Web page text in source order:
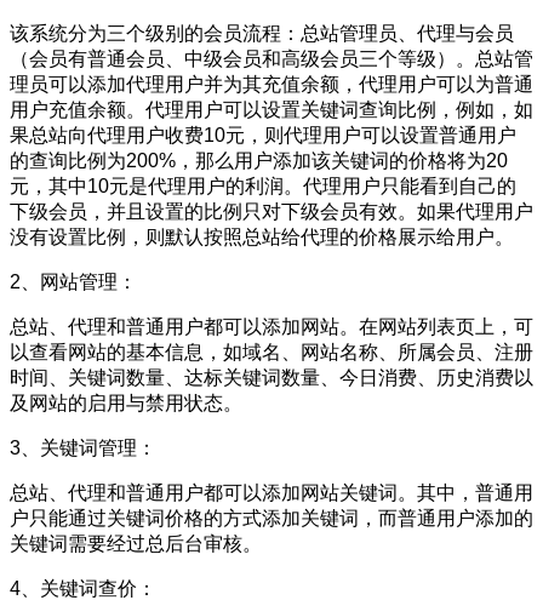
该系统分为三个级别的会员流程：总站管理员、代理与会员
（会员有普通会员、中级会员和高级会员三个等级）。总站管
理员可以添加代理用户并为其充值余额，代理用户可以为普通
用户充值余额。代理用户可以设置关键词查询比例，例如，如
果总站向代理用户收费10元，则代理用户可以设置普通用户
的查询比例为200%，那么用户添加该关键词的价格将为20
元，其中10元是代理用户的利润。代理用户只能看到自己的
下级会员，并且设置的比例只对下级会员有效。如果代理用户
没有设置比例，则默认按照总站给代理的价格展示给用户。
2、网站管理：
总站、代理和普通用户都可以添加网站。在网站列表页上，可
以查看网站的基本信息，如域名、网站名称、所属会员、注册
时间、关键词数量、达标关键词数量、今日消费、历史消费以
及网站的启用与禁用状态。
3、关键词管理：
总站、代理和普通用户都可以添加网站关键词。其中，普通用
户只能通过关键词价格的方式添加关键词，而普通用户添加的
关键词需要经过总后台审核。
4、关键词查价：